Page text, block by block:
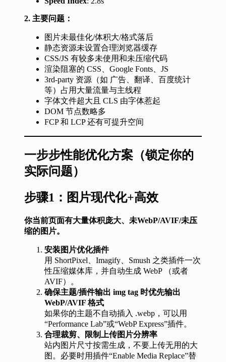
2. 主要问题：
图片未最佳化/体积大/格式落后
静态资源未设置合理浏览器缓存
CSS/JS 有较多未使用和未压缩代码
渲染阻塞的 CSS、Google Fonts、JS
3rd-party 资源（如 广告、翻译、百度统计
等）占用大量流量与主线程
字体文件超大且 CLS 由字体惹起
DOM 节点数略多
FCP 和 LCP 还有可提升空间
一步步性能优化方案（锁定你的
实际问题）
步骤1： 图片现代化+高效
你当前页面有大量体积庞大、未WebP/AVIF/未压
缩的图片。
安装图片优化插件
用 ShortPixel、Imagify、Smush 之类插件一次
性压缩媒体库，并自动生成 WebP （或者
AVIF）。
确保主题/插件输出 img tag 时优先输出
WebP/AVIF 格式
如果你的主题不自动插入 .webp，可以用
“Performance Lab”或“WebP Express”插件。
合理裁剪、限制上传图片分辨率
站内图片尺寸按需生成，不要上传无用的大
图。必要时用插件“Enable Media Replace”替